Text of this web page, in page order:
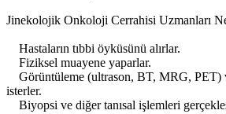
Jinekolojik Onkoloji Cerrahisi Uzmanları
Hastaların tıbbi öyküsünü alırlar.
Fiziksel muayene yaparlar.
Görüntüleme (ultrason, BT, MRG, PET)
isterler.
Biyopsi ve diğer tanısal işlemleri